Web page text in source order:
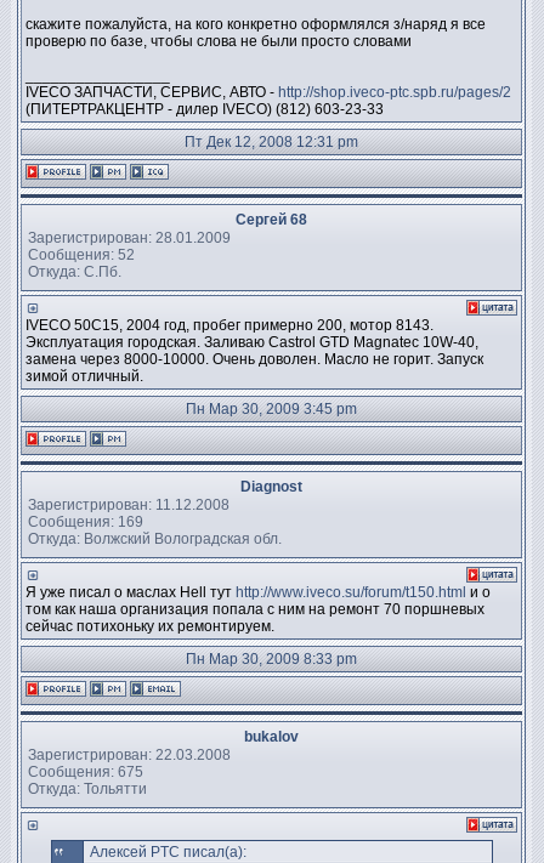
скажите пожалуйста, на кого конкретно оформлялся з/наряд я все
проверю по базе, чтобы слова не были просто словами
IVECO ЗАПЧАСТИ, СЕРВИС, АВТО - http://shop.iveco-ptc.spb.ru/pages/2
(ПИТЕРТРАКЦЕНТР - дилер IVECO) (812) 603-23-33
Пт Дек 12, 2008 12:31 pm
Сергей 68
Зарегистрирован: 28.01.2009
Сообщения: 52
Откуда: C.Пб.
IVECO 50C15, 2004 год, пробег примерно 200, мотор 8143.
Эксплуатация городская. Заливаю Castrol GTD Magnatec 10W-40,
замена через 8000-10000. Очень доволен. Масло не горит. Запуск
зимой отличный.
Пн Мар 30, 2009 3:45 pm
Diagnost
Зарегистрирован: 11.12.2008
Сообщения: 169
Откуда: Волжский Волоградская обл.
Я уже писал о маслах Hell тут http://www.iveco.su/forum/t150.html и о
том как наша организация попала с ним на ремонт 70 поршневых
сейчас потихоньку их ремонтируем.
Пн Мар 30, 2009 8:33 pm
bukalov
Зарегистрирован: 22.03.2008
Сообщения: 675
Откуда: Тольятти
Алексей PTC писал(а):